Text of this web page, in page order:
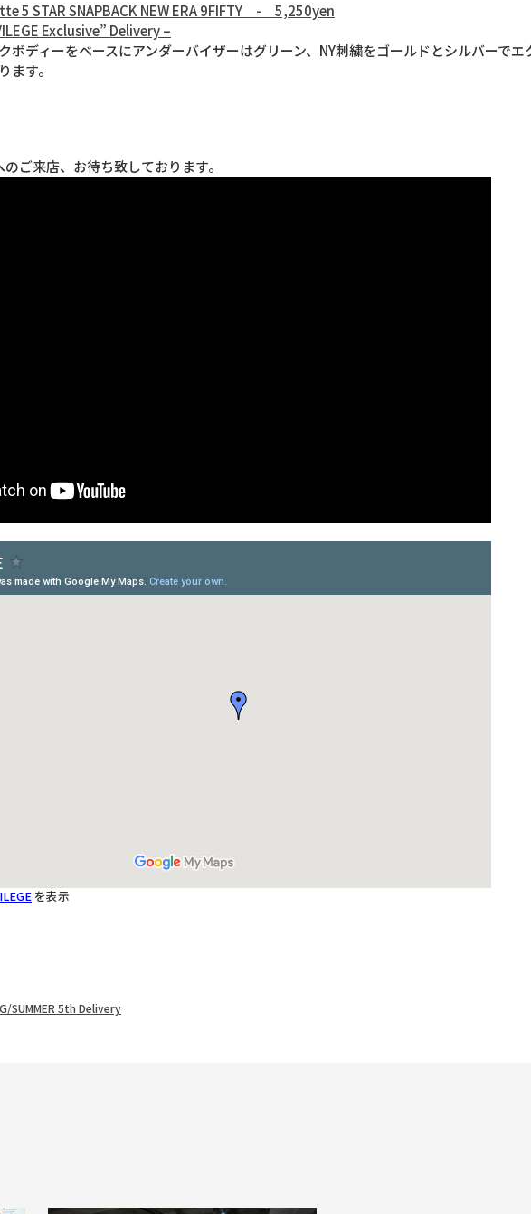
5 STAR SNAPBACK NEW ERA 9FIFTY - 5,250yen
Exclusive” Delivery –
ボディーをベースにアンダーバイザーはグリーン、NY刺繍をゴールドとシルバーでエ
ます。
のご来店、お待ち致しております。
を表示
SUMMER 5th Delivery